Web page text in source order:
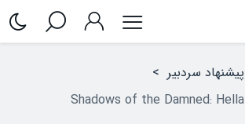
پیشنهاد سردبیر >
نقد و بررسی بازی Shadows of the Damned: Hella